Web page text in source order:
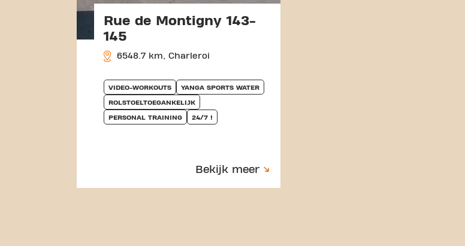
Rue de Montigny 143-
145
6548.7 km, Charleroi
VIDEO-WORKOUTS YANGA SPORTS WATER
ROLSTOELTOEGANKELIJK
PERSONAL TRAINING 24/7 !
Bekijk meer